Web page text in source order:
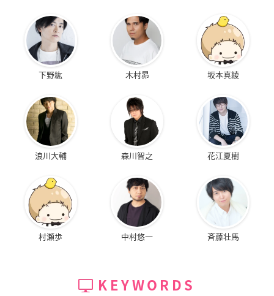
作詞・作曲：ヒゲドライバー
編曲：橘亮祐
2. 妄想亭のテーマ -off vocal-
・ノンテロップ版MV
・MV撮影メイキング
【アニメイト特典】
下野紘 木村昴 坂本真綾
浪川大輔 森川智之 花江夏樹
村瀬歩 中村悠一 斉藤壮馬
KEYWORDS